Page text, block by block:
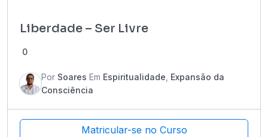
Liberdade – Ser Livre
0
Por Soares Em Espiritualidade, Expansão da
Consciência
Matricular-se no Curso